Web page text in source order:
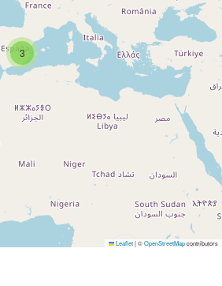
3
Leaflet|©OpenStreetMapcontributors